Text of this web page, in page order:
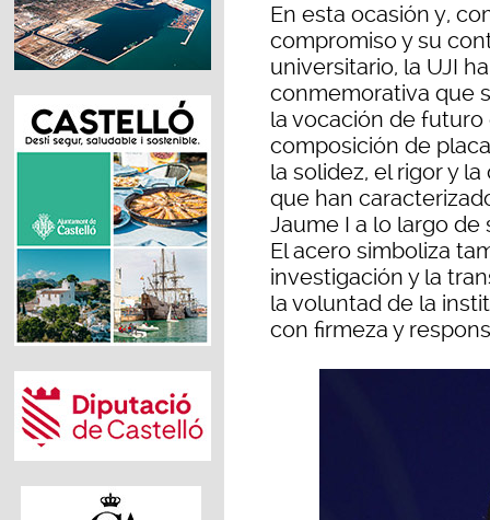
En esta ocasión y,
compromiso y su
universitario, la UJI
conmemorativa que
la vocación de
composición de
la solidez, el rigor y
que han
Jaume I a lo largo de
El acero simboliza
investigación y la
la voluntad de la
con firmeza y